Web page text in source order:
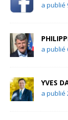
a publié
a publié
YVES
a publié